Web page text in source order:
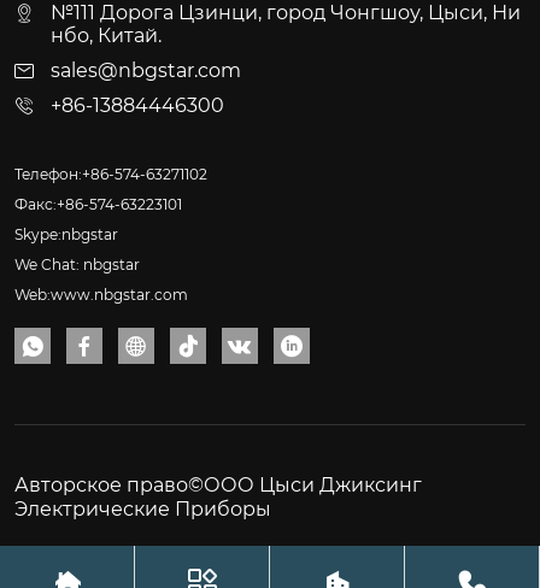
№111 Дорога Цзинци, город Чонгшоу, Цыси, Ни
нбо, Китай.
sales@nbgstar.com
+86-13884446300
Телефон:+86-574-63271102
Факс:+86-574-63223101
Skype:nbgstar
We Chat: nbgstar
Web:www.nbgstar.com
     
Авторское право©ООО Цыси Джиксинг
Электрические Приборы